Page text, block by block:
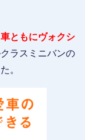
ともにヴォクシ
ラスミニバンの
。